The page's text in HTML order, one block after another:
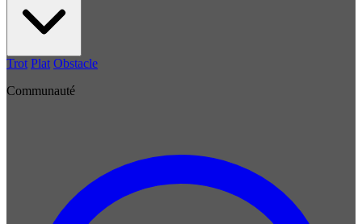
Trot Plat Obstacle
Communauté